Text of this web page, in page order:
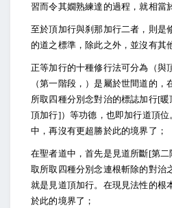
習而令其嫺熟練達的過程，就相當
至於頂加行與刹那加行二者，則是
的道之標準，除此之外，並沒有其
正等加行的十種修行法可分為（與
（第一階段，）是屬於世間道的
所取四種分別念對治的標誌加行[
頂加行]）等功德，也即加行道頂
中，再沒有更超勝於此的境界了；
在聖者道中，首先是見道所斷[第
取所取四種分別念連根斬除的對
就是見道頂加行。在現見法性的根
於此的境界了；